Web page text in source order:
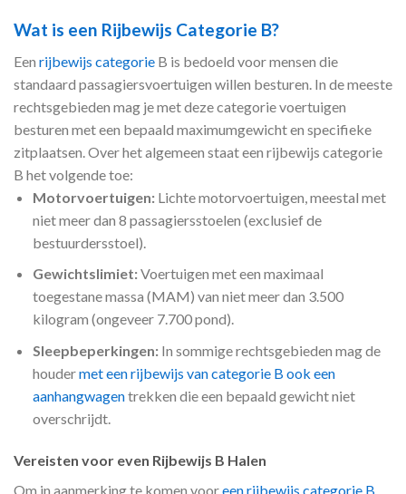
Wat is een Rijbewijs Categorie B?
Een rijbewijs categorie B is bedoeld voor mensen die
standaard passagiersvoertuigen willen besturen. In de meeste
rechtsgebieden mag je met deze categorie voertuigen
besturen met een bepaald maximumgewicht en specifieke
zitplaatsen. Over het algemeen staat een rijbewijs categorie
B het volgende toe:
Motorvoertuigen:Lichte motorvoertuigen, meestal met
niet meer dan 8 passagiersstoelen (exclusief de
bestuurdersstoel).
Gewichtslimiet:Voertuigen met een maximaal
toegestane massa (MAM) van niet meer dan 3.500
kilogram (ongeveer 7.700 pond).
Sleepbeperkingen:In sommige rechtsgebieden mag de
houdermet een rijbewijs van categorie B ook een
aanhangwagentrekken die een bepaald gewicht niet
overschrijdt.
Vereisten voor even Rijbewijs B Halen
Om in aanmerking te komen vooreen rijbewijs categorie B